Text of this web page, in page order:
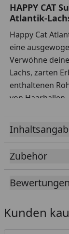
HAPPY CAT
Atlantik-
Happy Cat
eine
Verwöhne
Lachs, zarten
enthaltenen
von
Omega-3- und
optimale Basis
Gelenke
unterstützt.
Die leicht
aktive Katzen
pro Tag
Zubehör
Bewertungen
Kunden